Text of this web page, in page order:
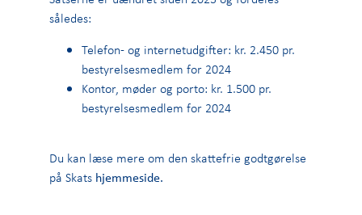
således:
Telefon- og internetudgifter: kr. 2.450 pr.
bestyrelsesmedlem for 2024
Kontor, møder og porto: kr. 1.500 pr.
bestyrelsesmedlem for 2024
Du kan læse mere om den skattefrie godtgørelse
på Skats hjemmeside.